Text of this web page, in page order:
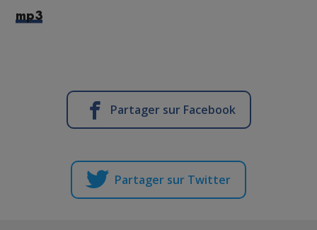
mp3
Partager sur Facebook
Partager sur Twitter